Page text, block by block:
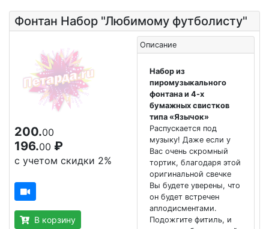
Фонтан Набор "Любимому футболисту"
200.00
196.00 ₽
с учетом скидки 2%
В корзину
Описание
Набор из
пиромузыкального
фонтана и 4-х
бумажных свистков
типа «Язычок»
Распускается под
музыку! Даже если у
Вас очень скромный
тортик, благодаря этой
оригинальной свечке
Вы будете уверены, что
он будет встречен
аплодисментами.
Подожгите фитиль, и